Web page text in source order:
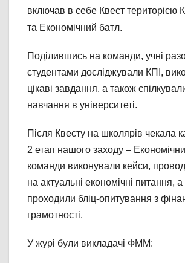
включав в себе Квест територією
та Економічний батл.
Поділившись на команди, учні
студентами досліджували КПІ,
цікаві завдання, а також
навчання в університеті.
Після Квесту на школярів чекала
2 етап нашого заходу –
команди виконували кейси,
на актуальні економічні питання,
проходили бліц-опитування з
грамотності.
У журі були викладачі ФММ: